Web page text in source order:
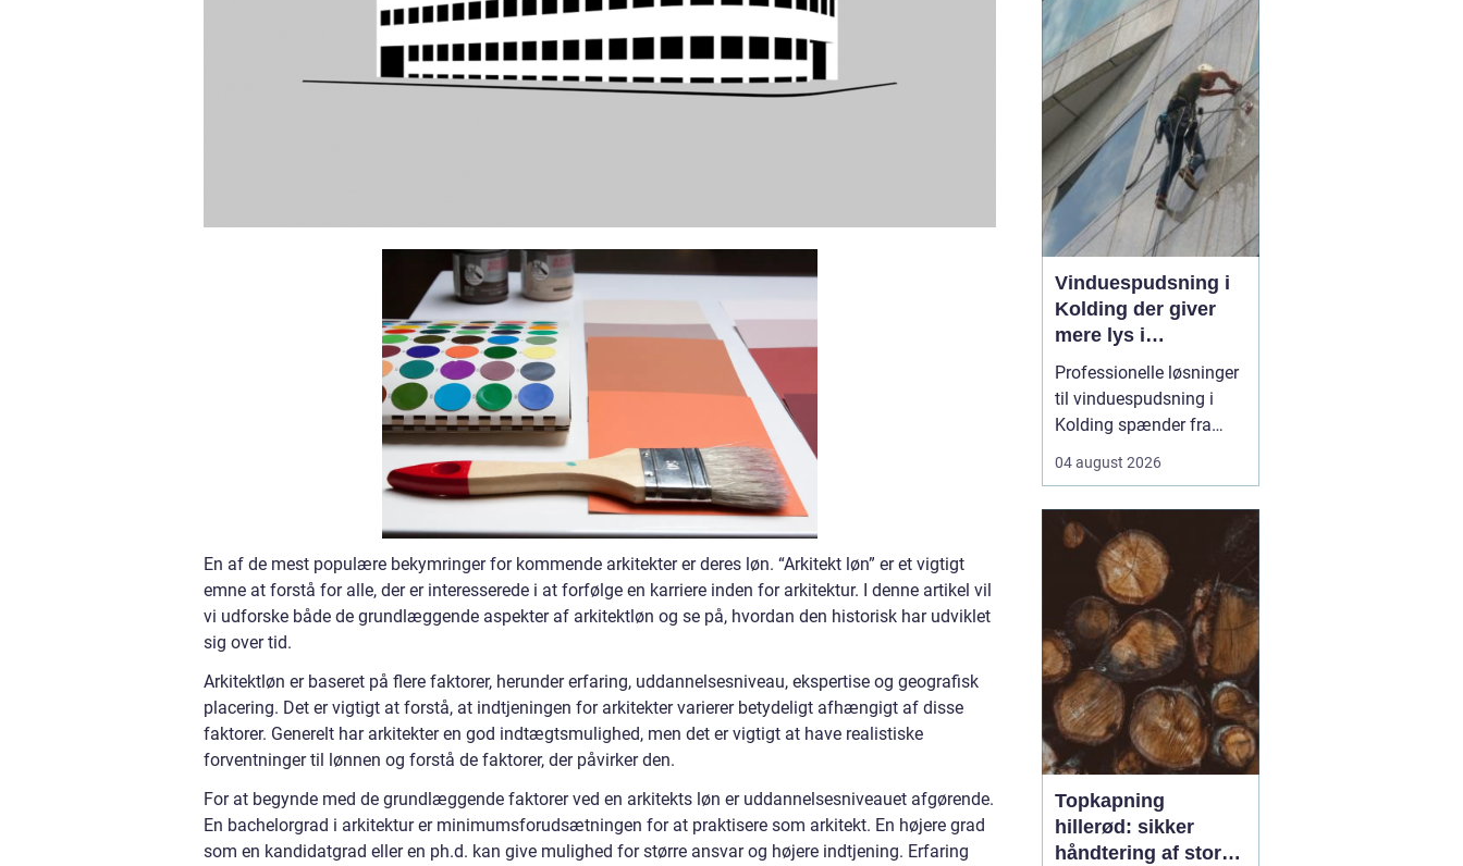
En af de mest populære bekymringer for kommende arkitekter er deres løn. “Arkitekt løn” er et vigtigt
emne at forstå for alle, der er interesserede i at forfølge en karriere inden for arkitektur. I denne artikel vil
vi udforske både de grundlæggende aspekter af arkitektløn og se på, hvordan den historisk har udviklet
sig over tid.
Arkitektløn er baseret på flere faktorer, herunder erfaring, uddannelsesniveau, ekspertise og geografisk
placering. Det er vigtigt at forstå, at indtjeningen for arkitekter varierer betydeligt afhængigt af disse
faktorer. Generelt har arkitekter en god indtægtsmulighed, men det er vigtigt at have realistiske
forventninger til lønnen og forstå de faktorer, der påvirker den.
For at begynde med de grundlæggende faktorer ved en arkitekts løn er uddannelsesniveauet afgørende.
En bachelorgrad i arkitektur er minimumsforudsætningen for at praktisere som arkitekt. En højere grad
som en kandidatgrad eller en ph.d. kan give mulighed for større ansvar og højere indtjening. Erfaring
skader og problemer
med rotter. Når vi taler
om moderne løsninger,
handler det både om at
sikr...
Vinduespudsning i
Kolding der giver
mere lys i
hverdagen
Professionelle løsninger
til vinduespudsning i
Kolding spænder fra
store erhvervsbygninger
Når arbejdet planlægges
rigtigt, kan en fast aftale
både gøre hverda...
04 august 2026
Topkapning
hillerød: sikker
håndtering af store